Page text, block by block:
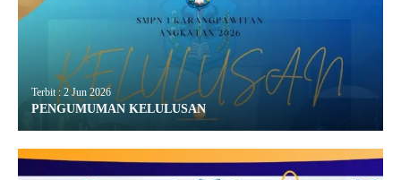
Terbit : 2 Jun 2026
PENGUMUMAN KELULUSAN